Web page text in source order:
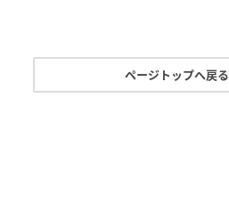
ページトップへ戻る